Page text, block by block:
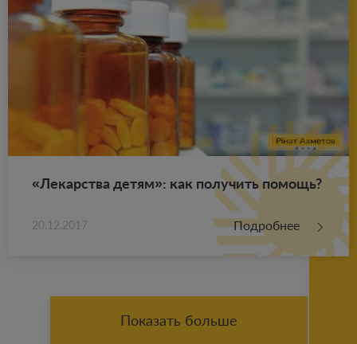
«Ле­кар­ства детям»: как по­лу­чить по­мощь?
20.12.2017 Подробнее
Показать больше